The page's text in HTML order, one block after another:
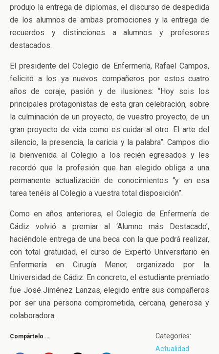
produjo la entrega de diplomas, el discurso de despedida
de los alumnos de ambas promociones y la entrega de
recuerdos y distinciones a alumnos y profesores
destacados.
El presidente del Colegio de Enfermería, Rafael Campos,
felicitó a los ya nuevos compañeros por estos cuatro
años de coraje, pasión y de ilusiones: “Hoy sois los
principales protagonistas de esta gran celebración, sobre
la culminación de un proyecto, de vuestro proyecto, de un
gran proyecto de vida como es cuidar al otro. El arte del
silencio, la presencia, la caricia y la palabra”. Campos dio
la bienvenida al Colegio a los recién egresados y les
recordó que la profesión que han elegido obliga a una
permanente actualización de conocimientos “y en esa
tarea tenéis al Colegio a vuestra total disposición”.
Como en años anteriores, el Colegio de Enfermería de
Cádiz volvió a premiar al ‘Alumno más Destacado’,
haciéndole entrega de una beca con la que podrá realizar,
con total gratuidad, el curso de Experto Universitario en
Enfermería en Cirugía Menor, organizado por la
Universidad de Cádiz. En concreto, el estudiante premiado
fue José Jiménez Lanzas, elegido entre sus compañeros
por ser una persona comprometida, cercana, generosa y
colaboradora.
Compártelo …
Categories:
Actualidad